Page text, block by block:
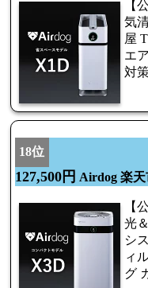
【
気
屋
エ
対
18位
127,500円 Airdog 楽
【
光
シ
ィ
グ